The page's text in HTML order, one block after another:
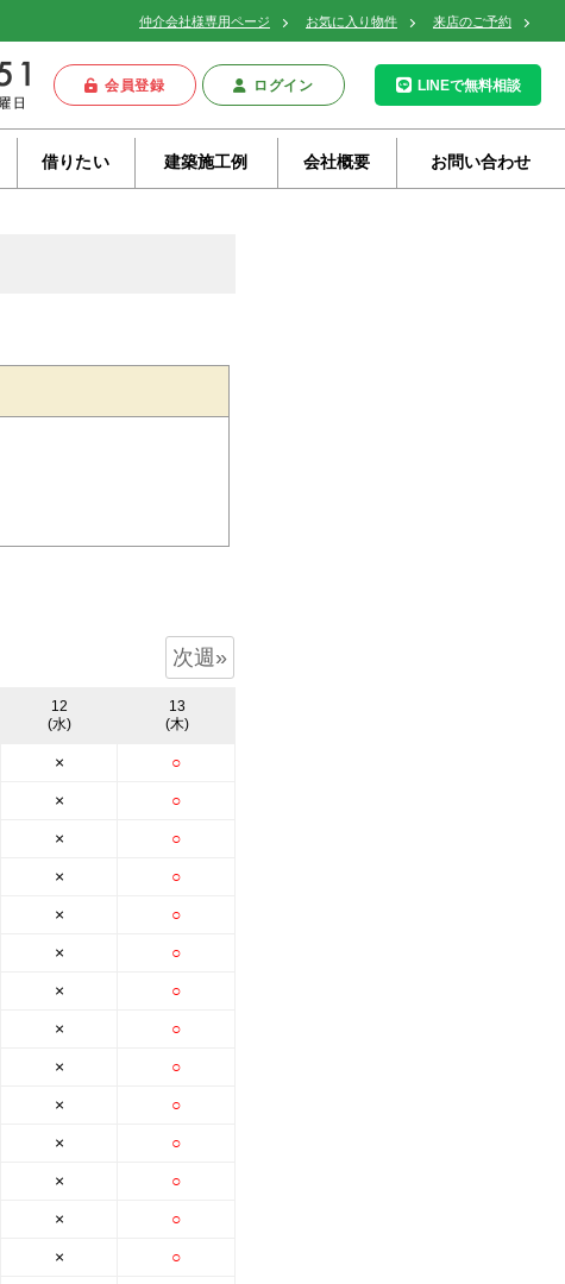
仲介会社様専用ページ お気に入り物件 来店のご予約
会員登録 ログイン LINEで無料相談
借りたい 建築施工例 会社概要 お問い合わせ
次週»
12
(水)
×
×
×
×
×
×
×
×
×
×
×
×
×
×
13
(木)
○
○
○
○
○
○
○
○
○
○
○
○
○
○